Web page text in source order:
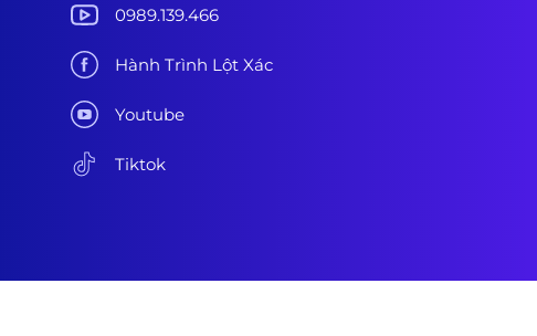
0989.139.466
Hành Trình Lột Xác
Youtube
Tiktok